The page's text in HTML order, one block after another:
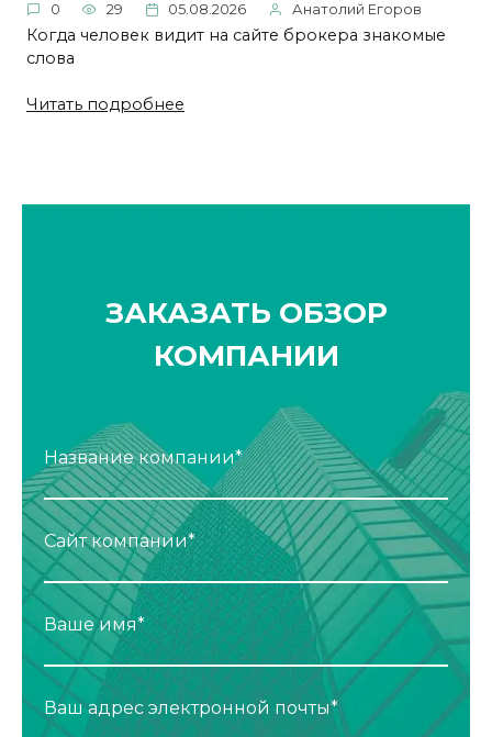
0 29 05.08.2026 Анатолий Егоров
Когда человек видит на сайте брокера знакомые
слова
Читать подробнее
ЗАКАЗАТЬ ОБЗОР
КОМПАНИИ
Название компании*
Сайт компании*
Ваше имя*
Ваш адрес электронной почты*